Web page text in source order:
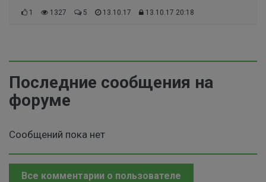
1 1327 5 13.10.17 13.10.17 20:18
Последние сообщения на
форуме
Сообщений пока нет
Все комментарии о пользователе